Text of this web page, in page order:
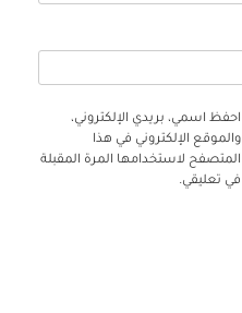
احفظ اسمي، بريدي الإلكتروني،
والموقع الإلكتروني في هذا
المتصفح لاستخدامها المرة المقبلة
في تعليقي.